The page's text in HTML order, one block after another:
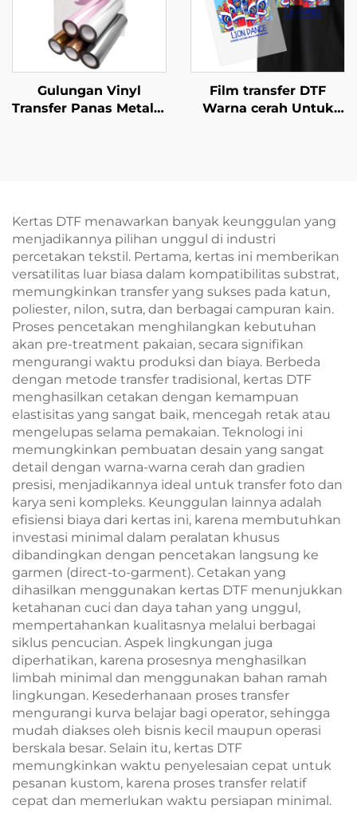
Gulungan Vinyl
Transfer Panas Metalik
Film transfer DTF
Warna cerah Untuk
Kertas DTF menawarkan banyak keunggulan yang
menjadikannya pilihan unggul di industri
percetakan tekstil. Pertama, kertas ini memberikan
versatilitas luar biasa dalam kompatibilitas substrat,
memungkinkan transfer yang sukses pada katun,
poliester, nilon, sutra, dan berbagai campuran kain.
Proses pencetakan menghilangkan kebutuhan
akan pre-treatment pakaian, secara signifikan
mengurangi waktu produksi dan biaya. Berbeda
dengan metode transfer tradisional, kertas DTF
menghasilkan cetakan dengan kemampuan
elastisitas yang sangat baik, mencegah retak atau
mengelupas selama pemakaian. Teknologi ini
memungkinkan pembuatan desain yang sangat
detail dengan warna-warna cerah dan gradien
presisi, menjadikannya ideal untuk transfer foto dan
karya seni kompleks. Keunggulan lainnya adalah
efisiensi biaya dari kertas ini, karena membutuhkan
investasi minimal dalam peralatan khusus
dibandingkan dengan pencetakan langsung ke
garmen (direct-to-garment). Cetakan yang
dihasilkan menggunakan kertas DTF menunjukkan
ketahanan cuci dan daya tahan yang unggul,
mempertahankan kualitasnya melalui berbagai
siklus pencucian. Aspek lingkungan juga
diperhatikan, karena prosesnya menghasilkan
limbah minimal dan menggunakan bahan ramah
lingkungan. Kesederhanaan proses transfer
mengurangi kurva belajar bagi operator, sehingga
mudah diakses oleh bisnis kecil maupun operasi
berskala besar. Selain itu, kertas DTF
memungkinkan waktu penyelesaian cepat untuk
pesanan kustom, karena proses transfer relatif
cepat dan memerlukan waktu persiapan minimal.